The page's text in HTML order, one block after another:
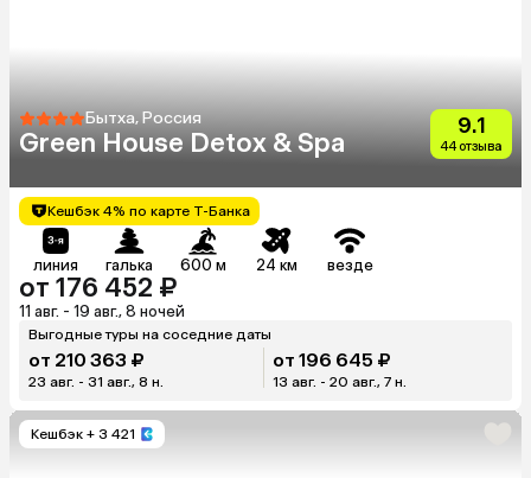
Бытха, Россия
Green House Detox & Spa
9.1
44 отзыва
Кешбэк 4% по карте Т-Банка
линия галька 600 м 24 км везде
от 176 452 ₽
11 авг. - 19 авг., 8 ночей
Выгодные туры на соседние даты
от 210 363 ₽
23 авг. - 31 авг., 8 н.
от 196 645 ₽
13 авг. - 20 авг., 7 н.
Кешбэк + 3 421